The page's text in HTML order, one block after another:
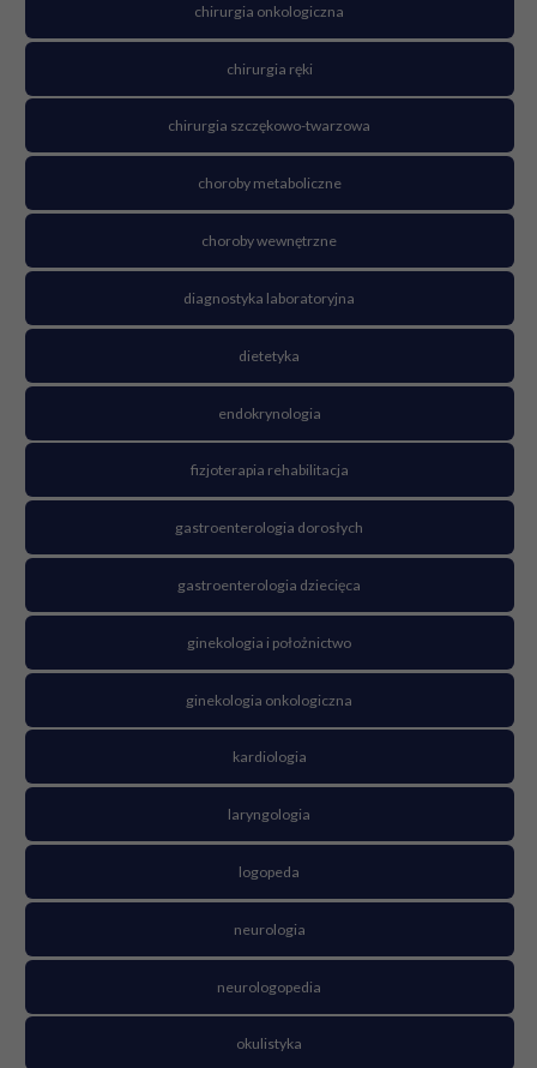
chirurgia onkologiczna
chirurgia ręki
chirurgia szczękowo-twarzowa
choroby metaboliczne
choroby wewnętrzne
diagnostyka laboratoryjna
dietetyka
endokrynologia
fizjoterapia rehabilitacja
gastroenterologia dorosłych
gastroenterologia dziecięca
ginekologia i położnictwo
ginekologia onkologiczna
kardiologia
laryngologia
logopeda
neurologia
neurologopedia
okulistyka